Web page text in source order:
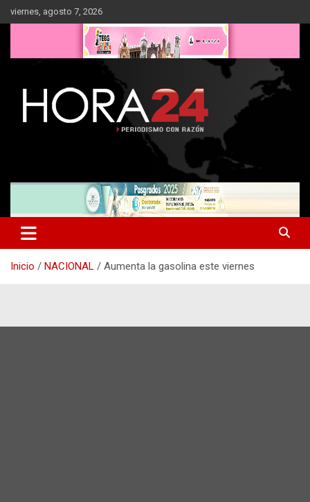
Saltar
al
viernes, agosto 7, 2026
Inicio NACIONAL Aumenta la gasolina este viernes